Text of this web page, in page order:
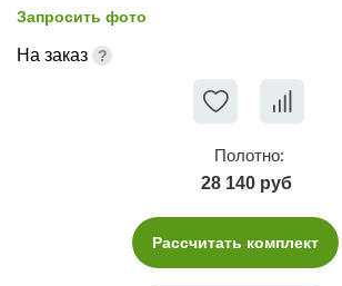
Запросить фото
На заказ
Полотно:
28 140 руб
Рассчитать комплект